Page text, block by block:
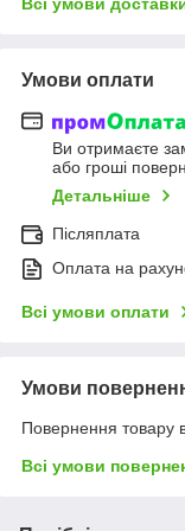
Умови оплати
Ви отримаєте
або гроші
Детальніше
Післяплата
Оплата на
Всі умови оплати
Умови
Повернення товару
Всі умови